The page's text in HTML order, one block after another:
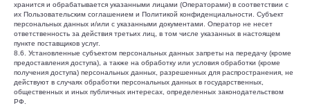
хранится и обрабатывается указанными лицами (Операторами) в соответствии с
их Пользовательским соглашением и Политикой конфиденциальности. Субъект
персональных данных и/или с указанными документами. Оператор не несет
ответственность за действия третьих лиц, в том числе указанных в настоящем
пункте поставщиков услуг.
8.6. Установленные субъектом персональных данных запреты на передачу (кроме
предоставления доступа), а также на обработку или условия обработки (кроме
получения доступа) персональных данных, разрешенных для распространения, не
действуют в случаях обработки персональных данных в государственных,
общественных и иных публичных интересах, определенных законодательством
РФ.